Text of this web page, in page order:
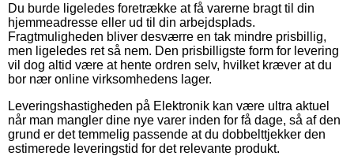
Du burde ligeledes foretrække at få varerne bragt til din
hjemmeadresse eller ud til din arbejdsplads.
Fragtmuligheden bliver desværre en tak mindre prisbillig,
men ligeledes ret så nem. Den prisbilligste form for levering
vil dog altid være at hente ordren selv, hvilket kræver at du
bor nær online virksomhedens lager.
Leveringshastigheden på Elektronik kan være ultra aktuel
når man mangler dine nye varer inden for få dage, så af den
grund er det temmelig passende at du dobbelttjekker den
estimerede leveringstid for det relevante produkt.